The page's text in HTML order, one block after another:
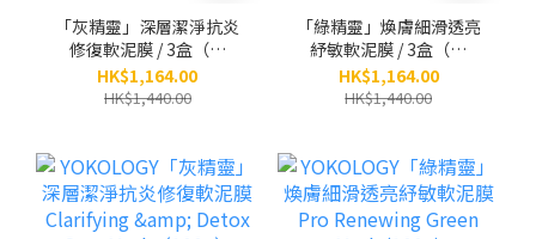
「灰精靈」深層潔淨抗炎
修復軟泥膜 / 3盒（原
價：$1,440）
HK$1,164.00
HK$1,440.00
「綠精靈」煥膚細滑透亮
紓敏軟泥膜 / 3盒（原
價：$1,440）
HK$1,164.00
HK$1,440.00